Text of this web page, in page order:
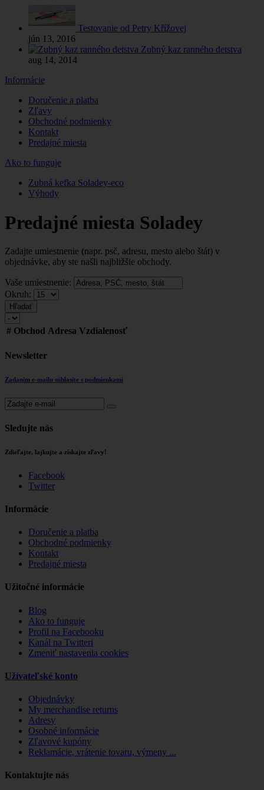
Testovanie od Petry Křížovej
jún 13, 2016
Zubný kaz ranného detstva
aug 14, 2014
Informácie
Doručenie a platba
Zľavy
Obchodné podmienky
Kontakt
Predajné miesta
Ako to funguje
Zubná kefka Soladey-eco
Výhody
Predajné miesta Soladey
Zadajte umiestnenie (napr. psč, adresu, mesto alebo štát) v
objednávke, aby ste našli najbližšie obchody.
Vaše umiestnenie:
Okruh:
Hľadať
# Obchod Adresa Vzdialenosť
Newsletter
Zadaním e-mailu súhlasíte s podmienkami
Sledujte nás
Zdieľajte, lajkujte a získajte zľavy!
Facebook
Twitter
Informácie
Doručenie a platba
Obchodné podmienky
Kontakt
Predajné miesta
Užitočné informácie
Blog
Ako to funguje
Profil na Facebooku
Kanál na Twitteri
Zmeniť nastavenia cookies
Užívateľské konto
Objednávky
My merchandise returns
Adresy
Osobné informácie
Zľavové kupóny
Reklamácie, vrátenie tovaru, výmeny ...
Kontaktujte nás